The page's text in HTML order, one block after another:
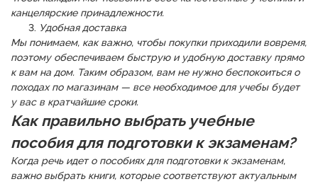
канцелярские принадлежности.
Удобная доставка
Мы понимаем, как важно, чтобы покупки приходили вовремя,
поэтому обеспечиваем быструю и удобную доставку прямо
к вам на дом. Таким образом, вам не нужно беспокоиться о
походах по магазинам — все необходимое для учебы будет
у вас в кратчайшие сроки.
Как правильно выбрать учебные
пособия для подготовки к экзаменам?
Когда речь идет о пособиях для подготовки к экзаменам,
важно выбрать книги, которые соответствуют актуальным